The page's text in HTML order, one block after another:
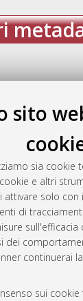
sito
sia cookie
e altri
attivare solo con
di
dei
continuerai
sui
del